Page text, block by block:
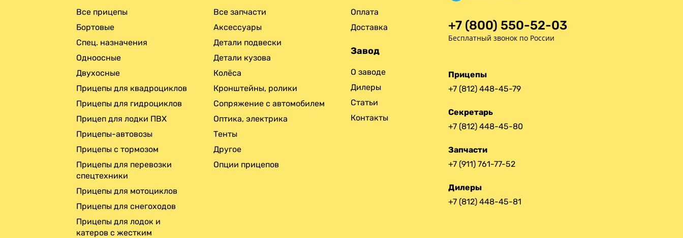
Все прицепы
Бортовые
Спец. назначения
Одноосные
Двухосные
Прицепы для квадроциклов
Прицепы для гидроциклов
Прицеп для лодки ПВХ
Прицепы-автовозы
Прицепы с тормозом
Прицепы для перевозки
спецтехники
Прицепы для мотоциклов
Прицепы для снегоходов
Прицепы для лодок и
катеров с жестким
Все запчасти
Аксессуары
Детали подвески
Детали кузова
Колёса
Кронштейны, ролики
Сопряжение с автомобилем
Оптика, электрика
Тенты
Другое
Опции прицепов
Оплата
Доставка
Завод
О заводе
Дилеры
Статьи
Контакты
+7 (800) 550-52-03
Бесплатный звонок по России
Прицепы
+7 (812) 448-45-79
Секретарь
+7 (812) 448-45-80
Запчасти
+7 (911) 761-77-52
Дилеры
+7 (812) 448-45-81